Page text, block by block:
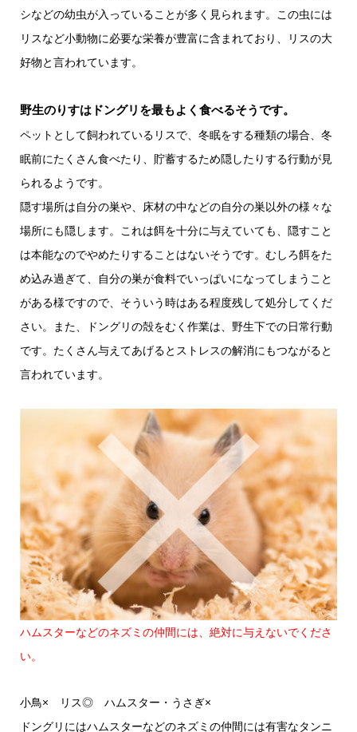
シなどの幼虫が入っていることが多く見られます。この虫には
リスなど小動物に必要な栄養が豊富に含まれており、リスの大
好物と言われています。
野生のりすはドングリを最もよく食べるそうです。
ペットとして飼われているリスで、冬眠をする種類の場合、冬
眠前にたくさん食べたり、貯蓄するため隠したりする行動が見
られるようです。
隠す場所は自分の巣や、床材の中などの自分の巣以外の様々な
場所にも隠します。これは餌を十分に与えていても、隠すこと
は本能なのでやめたりすることはないそうです。むしろ餌をた
め込み過ぎて、自分の巣が食料でいっぱいになってしまうこと
がある様ですので、そういう時はある程度残して処分してくだ
さい。また、ドングリの殻をむく作業は、野生下での日常行動
です。たくさん与えてあげるとストレスの解消にもつながると
言われています。
ハムスターなどのネズミの仲間には、絶対に与えないでくださ
い。
小鳥× リス◎ ハムスター・うさぎ×
ドングリにはハムスターなどのネズミの仲間には有害なタンニ